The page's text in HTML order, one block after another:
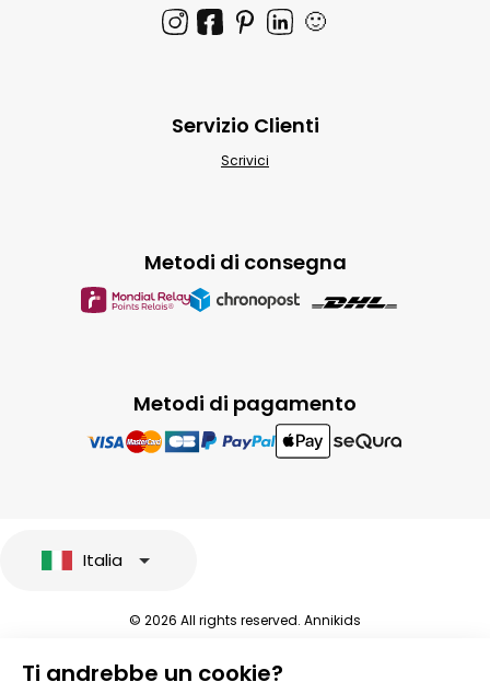
🙂
Metodi di pagamento
Metodi di consegna
Servizio Clienti
Scrivici
Ti andrebbe un cookie?
Italia
© 2026 All rights reserved. Annikids